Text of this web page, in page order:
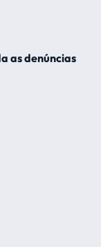
as denúncias